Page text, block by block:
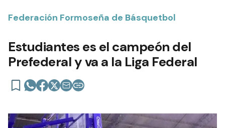
Federación Formoseña de Básquetbol
Estudiantes es el campeón del
Prefederal y va a la Liga Federal